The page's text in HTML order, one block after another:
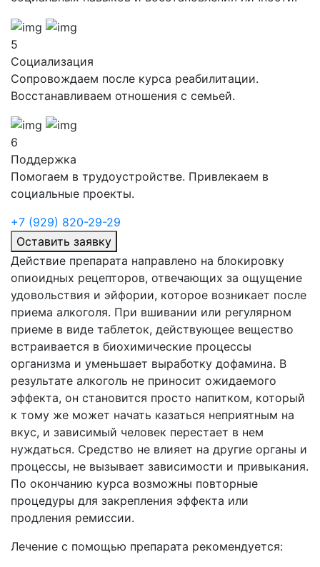
5
Социализация
Сопровождаем после курса реабилитации.
Восстанавливаем отношения с семьей.
6
Поддержка
Помогаем в трудоустройстве. Привлекаем в
социальные проекты.
+7 (929) 820-29-29
Оставить заявку
Действие препарата направлено на блокировку
опиоидных рецепторов, отвечающих за ощущение
удовольствия и эйфории, которое возникает после
приема алкоголя. При вшивании или регулярном
приеме в виде таблеток, действующее вещество
встраивается в биохимические процессы
организма и уменьшает выработку дофамина. В
результате алкоголь не приносит ожидаемого
эффекта, он становится просто напитком, который
к тому же может начать казаться неприятным на
вкус, и зависимый человек перестает в нем
нуждаться. Средство не влияет на другие органы и
процессы, не вызывает зависимости и привыкания.
По окончанию курса возможны повторные
процедуры для закрепления эффекта или
продления ремиссии.
Лечение с помощью препарата рекомендуется: